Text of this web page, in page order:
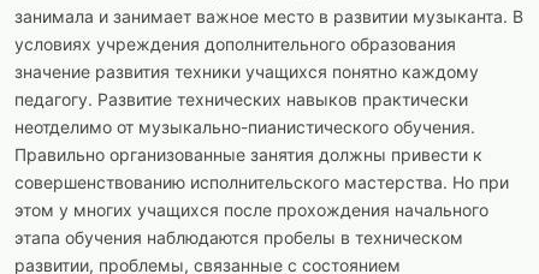
занимала и занимает важное место в развитии музыканта. В
условиях учреждения дополнительного образования
значение развития техники учащихся понятно каждому
педагогу. Развитие технических навыков практически
неотделимо от музыкально-пианистического обучения.
Правильно организованные занятия должны привести к
совершенствованию исполнительского мастерства. Но при
этом у многих учащихся после прохождения начального
этапа обучения наблюдаются пробелы в техническом
развитии, проблемы, связанные с состоянием